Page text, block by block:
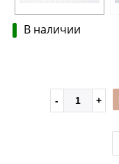
В наличии